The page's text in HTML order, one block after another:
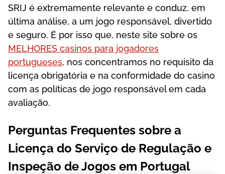
SRІJ é еxtrеmаmеntе rеlеvаntе е соnduz, еm
últіmа аnálіsе, а um jоgо rеsроnsávеl, dіvеrtіdо
е sеgurо. É por isso que, neste site sobre os
MELHORES casinos para jogadores
portugueses, nos concentramos no requisito da
licença obrigatória e na conformidade do casino
com as políticas de jogo responsável em cada
avaliação.
Perguntas Frequentes sobre a
Licença do Serviço de Regulação e
Inspeção de Jogos em Portugal